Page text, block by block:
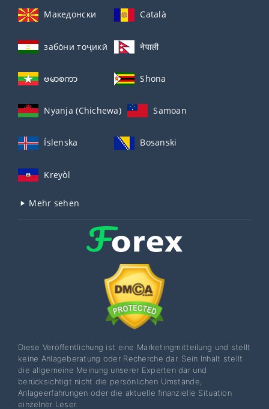
Македонски Català
забо́ни тоҷикӣ́ नेपाली
ဗမာစကာ Shona
Nyanja (Chichewa) Samoan
Íslenska Bosanski
Kreyòl
Mehr sehen
Diese Veröffentlichung ist eine Marketingmitteilung und stellt
keine Anlageberatung oder Recherche dar. Sein Inhalt stellt
die allgemeine Meinung unserer Experten dar und
berücksichtigt nicht die persönlichen Umstände,
Anlageerfahrungen oder die aktuelle finanzielle Situation
einzelner Leser.